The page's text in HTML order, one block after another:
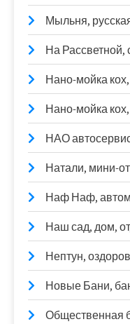
Мыльня,
На Рассветной,
Нано-мойка
Нано-мойка
НАО
Натали, мини-
Наф Наф,
Наш сад, дом,
Нептун,
Новые Бани,
Общественная